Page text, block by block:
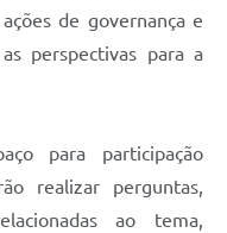
de governança e
perspectivas para a
para participação
realizar perguntas,
ao tema,